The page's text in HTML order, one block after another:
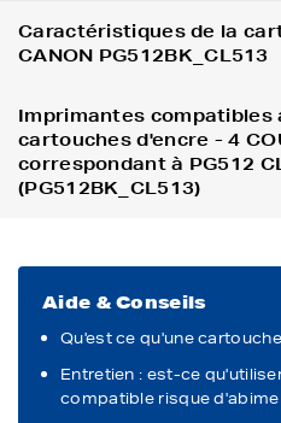
Caractéristiques de la
CANON PG512BK_CL513
Imprimantes compatibles
cartouches d'encre - 4
correspondant à PG512
(PG512BK_CL513)
Aide & Conseils
Qu'est ce qu'une
Entretien : est-ce
compatible risque